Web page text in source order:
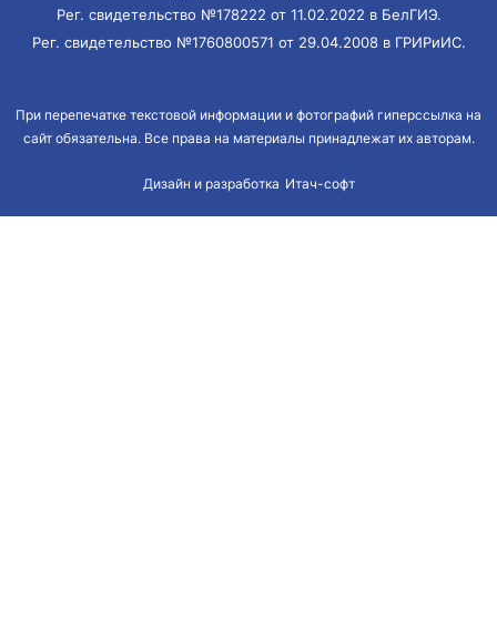
Рег. свидетельство №178222 от 11.02.2022 в БелГИЭ.
Рег. свидетельство №1760800571 от 29.04.2008 в ГРИРиИС.
При перепечатке текстовой информации и фотографий гиперссылка на
сайт обязательна. Все права на материалы принадлежат их авторам.
Дизайн и разработка Итач-софт